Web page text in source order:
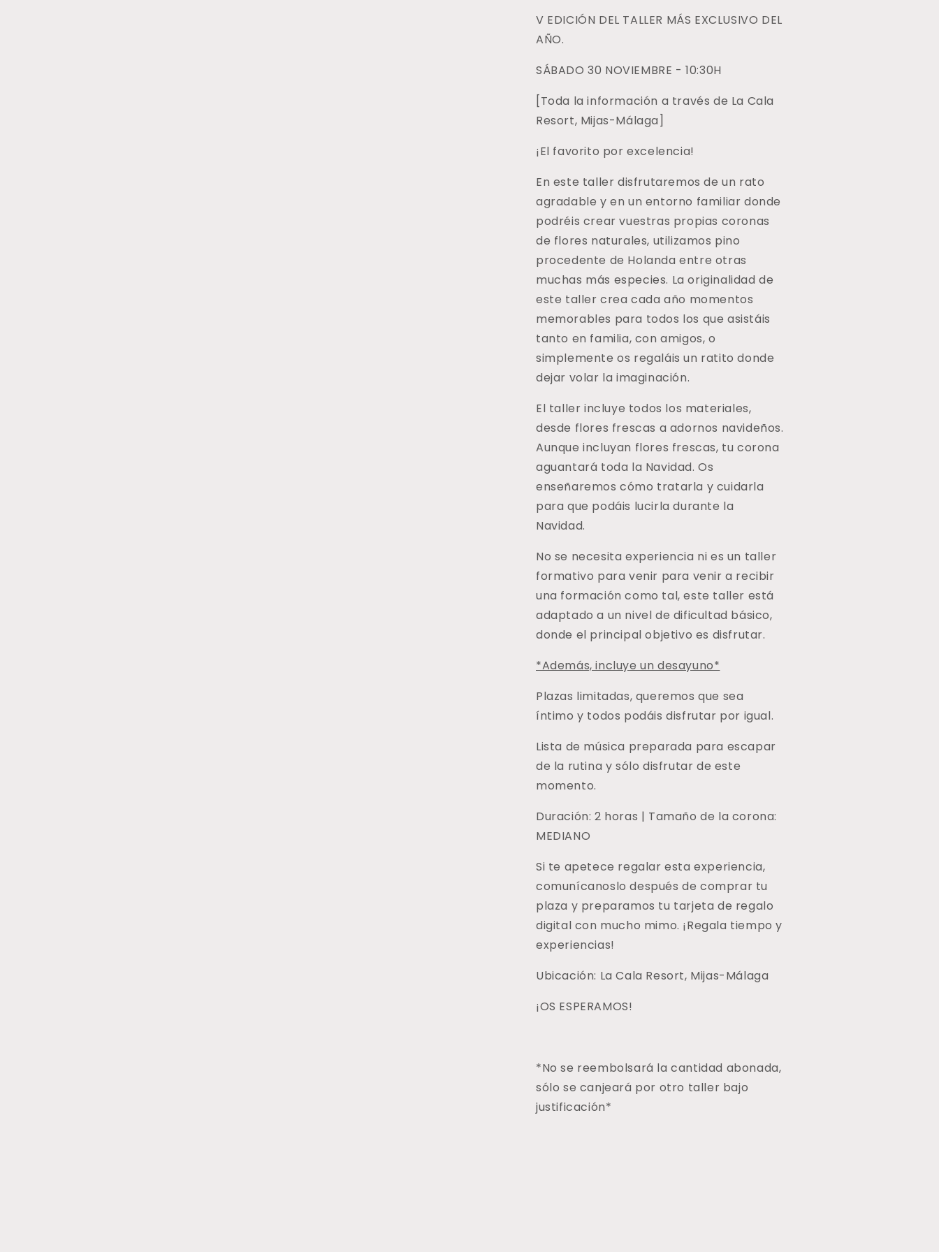
CALA
RESORT
DESAYUNO
Noviembre)
CALA
DESAYUNO
Noviembre)
V EDICIÓN DEL TALLER MÁS EXCLUSIVO DEL
AÑO.
SÁBADO 30 NOVIEMBRE - 10:30H
[Toda la información a través de La Cala
Resort, Mijas-Málaga]
¡El favorito por excelencia!
En este taller disfrutaremos de un rato
agradable y en un entorno familiar donde
podréis crear vuestras propias coronas
de flores naturales, utilizamos pino
procedente de Holanda entre otras
muchas más especies. La originalidad de
este taller crea cada año momentos
memorables para todos los que asistáis
tanto en familia, con amigos, o
simplemente os regaláis un ratito donde
dejar volar la imaginación.
El taller incluye todos los materiales,
desde flores frescas a adornos navideños.
Aunque incluyan flores frescas, tu corona
aguantará toda la Navidad. Os
enseñaremos cómo tratarla y cuidarla
para que podáis lucirla durante la
Navidad.
No se necesita experiencia ni es un taller
formativo para venir para venir a recibir
una formación como tal, este taller está
adaptado a un nivel de dificultad básico,
donde el principal objetivo es disfrutar.
*Además, incluye un desayuno*
Plazas limitadas, queremos que sea
íntimo y todos podáis disfrutar por igual.
Lista de música preparada para escapar
de la rutina y sólo disfrutar de este
momento.
Duración: 2 horas | Tamaño de la corona:
MEDIANO
Si te apetece regalar esta experiencia,
comunícanoslo después de comprar tu
plaza y preparamos tu tarjeta de regalo
digital con mucho mimo. ¡Regala tiempo y
experiencias!
Ubicación: La Cala Resort, Mijas-Málaga
¡OS ESPERAMOS!
*No se reembolsará la cantidad abonada,
sólo se canjeará por otro taller bajo
justificación*